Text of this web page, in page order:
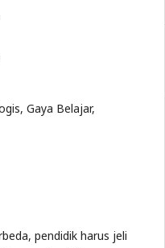
Gaya Belajar,
pendidik harus jeli